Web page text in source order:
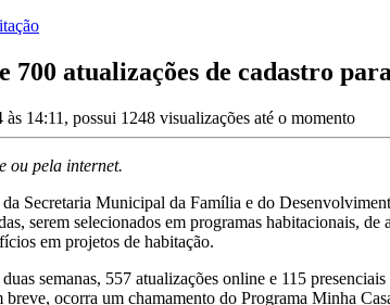
atualizações de cadastro
14:11, possui 1248 visualizações até o momento
ou pela internet.
Secretaria Municipal da Família e do
serem selecionados em programas habitacionais,
em projetos de habitação.
semanas, 557 atualizações online e 115
breve, ocorra um chamamento do Programa Minha